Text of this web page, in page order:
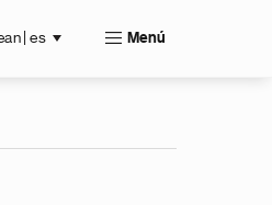
| es Menú